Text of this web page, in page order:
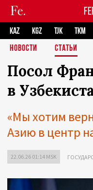
KAZ KGZ TJK TKM
НОВОСТИ
СТАТЬИ
Посол
в
«Мы хотим
Азию в центр
22.06.26 01:14 MSK